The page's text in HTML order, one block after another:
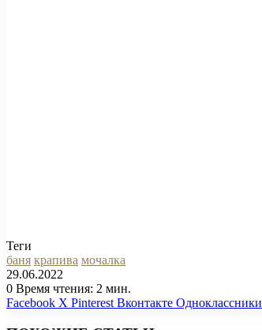
Теги
баня крапива мочалка
29.06.2022
0 Время чтения: 2 мин.
Facebook X Pinterest Вконтакте Одноклассники